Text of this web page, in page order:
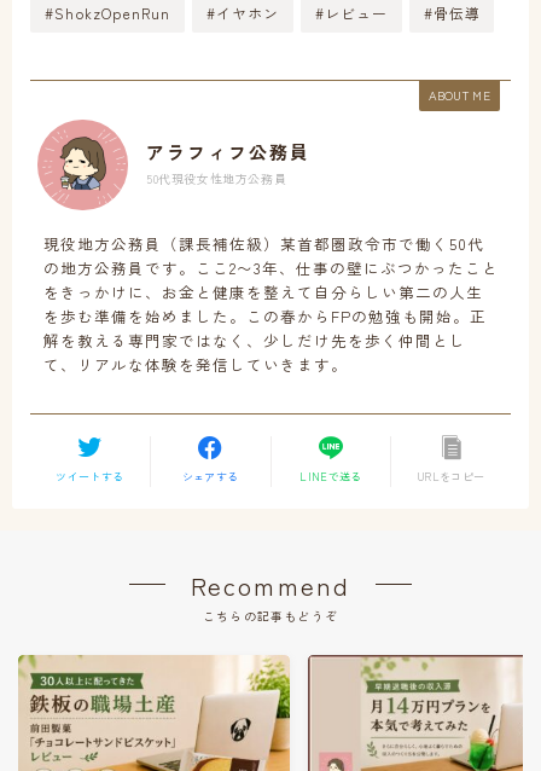
#ShokzOpenRun #イヤホン #レビュー #骨伝導
ABOUT ME
アラフィフ公務員
50代現役女性地方公務員
現役地方公務員（課長補佐級）某首都圏政令市で働く50代
の地方公務員です。ここ2〜3年、仕事の壁にぶつかったこと
をきっかけに、お金と健康を整えて自分らしい第二の人生
を歩む準備を始めました。この春からFPの勉強も開始。正
解を教える専門家ではなく、少しだけ先を歩く仲間とし
て、リアルな体験を発信していきます。
ツイートする シェアする LINEで送る URLをコピー
Recommend
こちらの記事もどうぞ